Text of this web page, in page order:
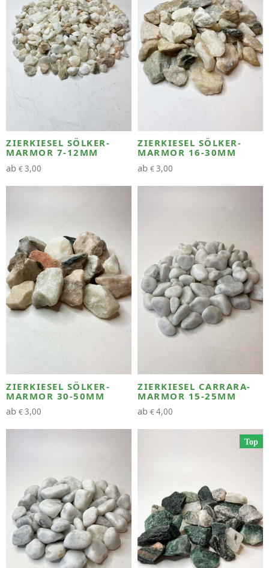
ZIERKIESEL SÖLKER-
MARMOR 7-12MM
ab €3,00
ZIERKIESEL SÖLKER-
MARMOR 16-30MM
ab €3,00
ZIERKIESEL SÖLKER-
MARMOR 30-50MM
ab €3,00
ZIERKIESEL CARRARA-
MARMOR 15-25MM
ab €4,00
Top